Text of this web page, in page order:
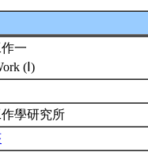
一
(Ⅰ)
學研究所